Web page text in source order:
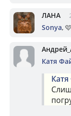
ЛАНА
Sonya,
Катя